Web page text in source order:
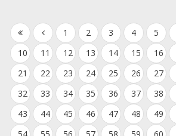
1 2 3 4 5
10
11 12 13 14 15 16
21
22 23 24 25 26 27
32
33 34 35 36 37 38
43
44 45 46 47 48 49